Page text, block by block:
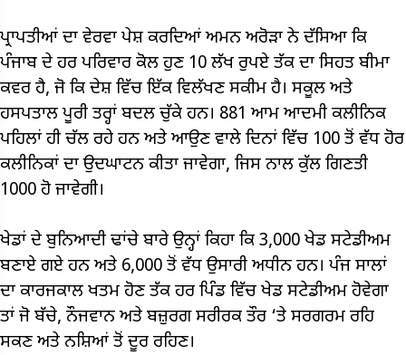
ਪ੍ਰਾਪਤੀਆਂ ਦਾ ਵੇਰਵਾ ਪੇਸ਼ ਕਰਦਿਆਂ ਅਮਨ ਅਰੋੜਾ ਨੇ ਦੱਸਿਆ ਕਿ
ਪੰਜਾਬ ਦੇ ਹਰ ਪਰਿਵਾਰ ਕੋਲ ਹੁਣ 10 ਲੱਖ ਰੁਪਏ ਤੱਕ ਦਾ ਸਿਹਤ ਬੀਮਾ
ਕਵਰ ਹੈ, ਜੋ ਕਿ ਦੇਸ਼ ਵਿੱਚ ਇੱਕ ਵਿਲੱਖਣ ਸਕੀਮ ਹੈ। ਸਕੂਲ ਅਤੇ
ਹਸਪਤਾਲ ਪੂਰੀ ਤਰ੍ਹਾਂ ਬਦਲ ਚੁੱਕੇ ਹਨ। 881 ਆਮ ਆਦਮੀ ਕਲੀਨਿਕ
ਪਹਿਲਾਂ ਹੀ ਚੱਲ ਰਹੇ ਹਨ ਅਤੇ ਆਉਣ ਵਾਲੇ ਦਿਨਾਂ ਵਿੱਚ 100 ਤੋਂ ਵੱਧ ਹੋਰ
ਕਲੀਨਿਕਾਂ ਦਾ ਉਦਘਾਟਨ ਕੀਤਾ ਜਾਵੇਗਾ, ਜਿਸ ਨਾਲ ਕੁੱਲ ਗਿਣਤੀ
1000 ਹੋ ਜਾਵੇਗੀ।
ਖੇਡਾਂ ਦੇ ਬੁਨਿਆਦੀ ਢਾਂਚੇ ਬਾਰੇ ਉਨ੍ਹਾਂ ਕਿਹਾ ਕਿ 3,000 ਖੇਡ ਸਟੇਡੀਅਮ
ਬਣਾਏ ਗਏ ਹਨ ਅਤੇ 6,000 ਤੋਂ ਵੱਧ ਉਸਾਰੀ ਅਧੀਨ ਹਨ। ਪੰਜ ਸਾਲਾਂ
ਦਾ ਕਾਰਜਕਾਲ ਖਤਮ ਹੋਣ ਤੱਕ ਹਰ ਪਿੰਡ ਵਿੱਚ ਖੇਡ ਸਟੇਡੀਅਮ ਹੋਵੇਗਾ
ਤਾਂ ਜੋ ਬੱਚੇ, ਨੌਜਵਾਨ ਅਤੇ ਬਜ਼ੁਰਗ ਸਰੀਰਕ ਤੌਰ ‘ਤੇ ਸਰਗਰਮ ਰਹਿ
ਸਕਣ ਅਤੇ ਨਸ਼ਿਆਂ ਤੋਂ ਦੂਰ ਰਹਿਣ।